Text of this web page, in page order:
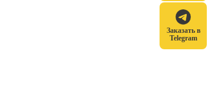
Заказать в
Telegram